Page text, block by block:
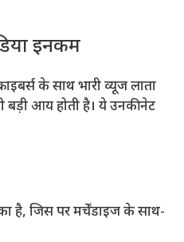
इनकम
के साथ भारी व्यूज लाता
आय होती है। ये उनकी नेट
है, जिस पर मर्चेंडाइज के साथ-